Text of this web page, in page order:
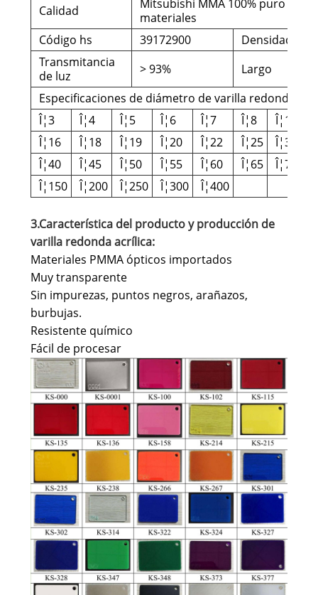
Calidad
Mitsubishi MMA 100% puro y
materiales
Código hs
39172900
Densidad
Transmitancia
de luz
> 93%
Largo
Especificaciones de diámetro de varilla redonda
Î¦3
Î¦4 Î¦5 Î¦6 Î¦7 Î¦8 Î¦10
Î¦16
Î¦18 Î¦19 Î¦20 Î¦22 Î¦25 Î¦30
Î¦40
Î¦45 Î¦50 Î¦55 Î¦60 Î¦65 Î¦70
Î¦150
Î¦200 Î¦250 Î¦300 Î¦400
3.Característica del producto y producción de
varilla redonda acrílica:
Materiales PMMA ópticos importados
Muy transparente
Sin impurezas, puntos negros, arañazos,
burbujas.
Resistente químico
Fácil de procesar